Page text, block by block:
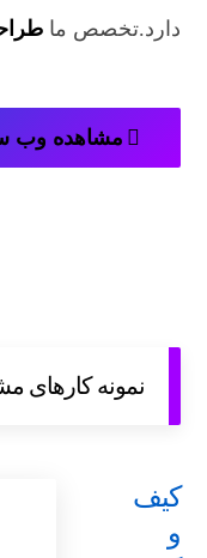
دارد.تخصص ما
مشاهده وب
نمونه کارهای
کیف
و